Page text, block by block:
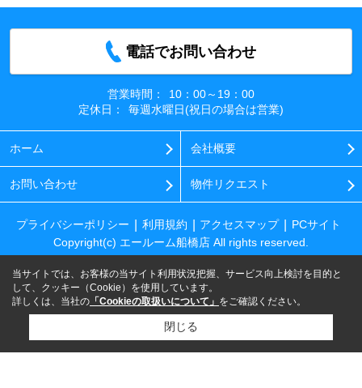
電話でお問い合わせ
営業時間：
10：00～19：00
定休日：
毎週水曜日(祝日の場合は営業)
ホーム 会社概要
お問い合わせ 物件リクエスト
プライバシーポリシー 利用規約 アクセスマップ
PCサイト
Copyright(c) エールーム船橋店 All rights reserved.
当サイトでは、お客様の当サイト利用状況把握、サービス向上検討を目的と
して、クッキー（Cookie）を使用しています。
詳しくは、当社の 「Cookieの取扱いについて」 をご確認ください。
閉じる